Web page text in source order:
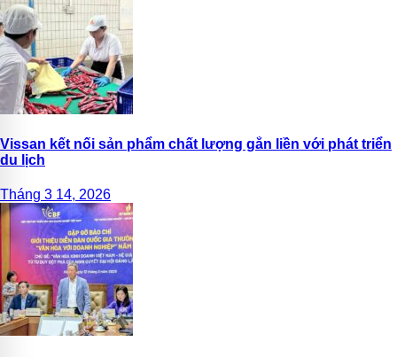
Vissan kết nối sản phẩm chất lượng gắn liền với phát triển
du lịch
Tháng 3 14, 2026